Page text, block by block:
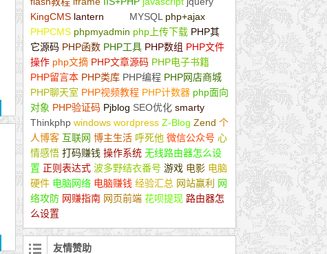
KingCMS lantern MYSQL php+ajax
PHPCMS phpmyadmin php上传下载 PHP其
它源码 PHP函数 PHP工具 PHP数组 PHP文件
操作 php文摘 PHP文章源码 PHP电子书籍
PHP留言本 PHP类库 PHP编程 PHP网店商城
PHP聊天室 PHP视频教程 PHP计数器 php面向
对象 PHP验证码 Pjblog SEO优化 smarty
Thinkphp windows wordpress Z-Blog Zend 个
人博客 互联网 博主生活 呼死他 微信公众号 心
情感悟 打码赚钱 操作系统 无线路由器怎么设
置 正则表达式 波多野结衣番号 游戏 电影 电脑
硬件 电脑网络 电脑赚钱 经验汇总 网站赢利
网
络攻防 网赚指南 网页前端 花呗提现 路由器怎
么设置
友情赞助